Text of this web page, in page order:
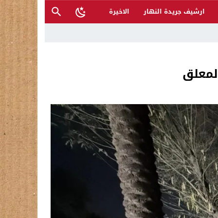
ارشيف جريدة النهار
الاخيرة
محمد صلى الله عليه وعلى آله
القصب… | د.عزيزجبر الساعدي